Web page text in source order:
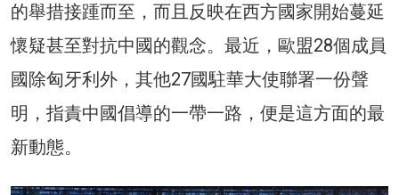
的舉措接踵而至，而且反映在西方國家開始蔓延
懷疑甚至對抗中國的觀念。最近，歐盟28個成員
國除匈牙利外，其他27國駐華大使聯署一份聲
明，指責中國倡導的一帶一路，便是這方面的最
新動態。